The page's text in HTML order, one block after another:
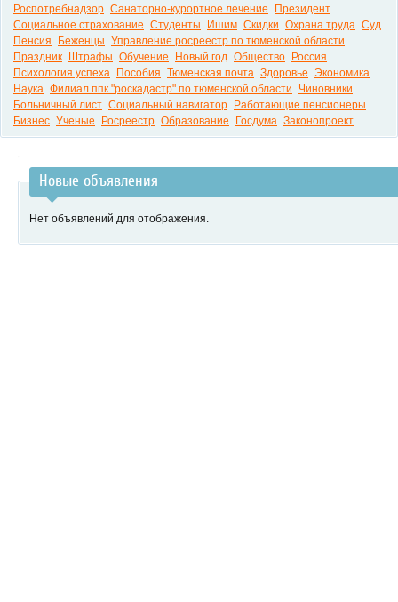
Роспотребнадзор Санаторно-курортное лечение
Президент
Социальное страхование Студенты Ишим Скидки Охрана труда Суд
Пенсия
Беженцы Управление росреестр по тюменской области
Праздник
Штрафы Обучение Новый год Общество
Россия
Психология успеха
Пособия Тюменская почта Здоровье Экономика
Наука Филиал ппк "роскадастр" по тюменской области
Чиновники
Больничный лист Социальный навигатор
Работающие пенсионеры
Бизнес Ученые Росреестр Образование Госдума Законопроект
Новые объявления
Нет объявлений для отображения.